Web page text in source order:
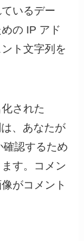
いるデー
の IP アド
ト文字列を
された
、あなたが
認するため
す。コメン
がコメント